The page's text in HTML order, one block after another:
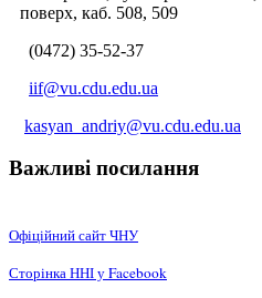
поверх, каб. 508, 509
(0472) 35-52-37
iif@vu.cdu.edu.ua
kasyan_andriy@vu.cdu.edu.ua
Важливі посилання
Офіційний сайт ЧНУ
Сторінка ННІ у Facebook